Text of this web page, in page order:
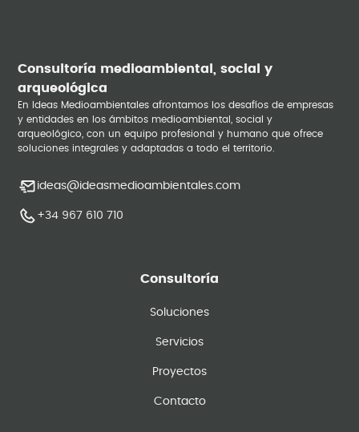
Consultoría medioambiental, social y
arqueológica
En Ideas Medioambientales afrontamos los desafíos de empresas
y entidades en los ámbitos medioambiental, social y
arqueológico, con un equipo profesional y humano que ofrece
soluciones integrales y adaptadas a todo el territorio.
ideas@ideasmedioambientales.com
+34 967 610 710
Consultoría
Soluciones
Servicios
Proyectos
Contacto